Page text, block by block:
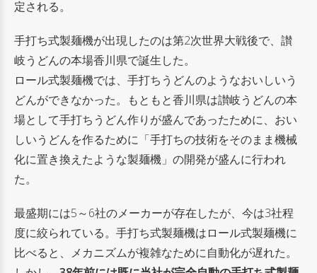
定される。
手打ち式製麺機が出現したのは第2次世界大戦後で、讃
岐うどんの本場香川県で誕生した。
ロール式製麺機では、手打ちうどんのようなおいしいう
どんができなかった。もともと香川県は讃岐うどんの本
場として手打ちうどん作りが盛んであったために、おい
しいうどんを作るために「手打ちの技術をそのまま機械
化に置き換えたような製麺機」の開発が盛んに行われ
た。
最盛期には5～6社のメーカーが存在したが、今は3社程
度に絞られている。手打ち式製麺機はロール式製麺機に
比べると、メカニズムが複雑なために自動化が遅れた。